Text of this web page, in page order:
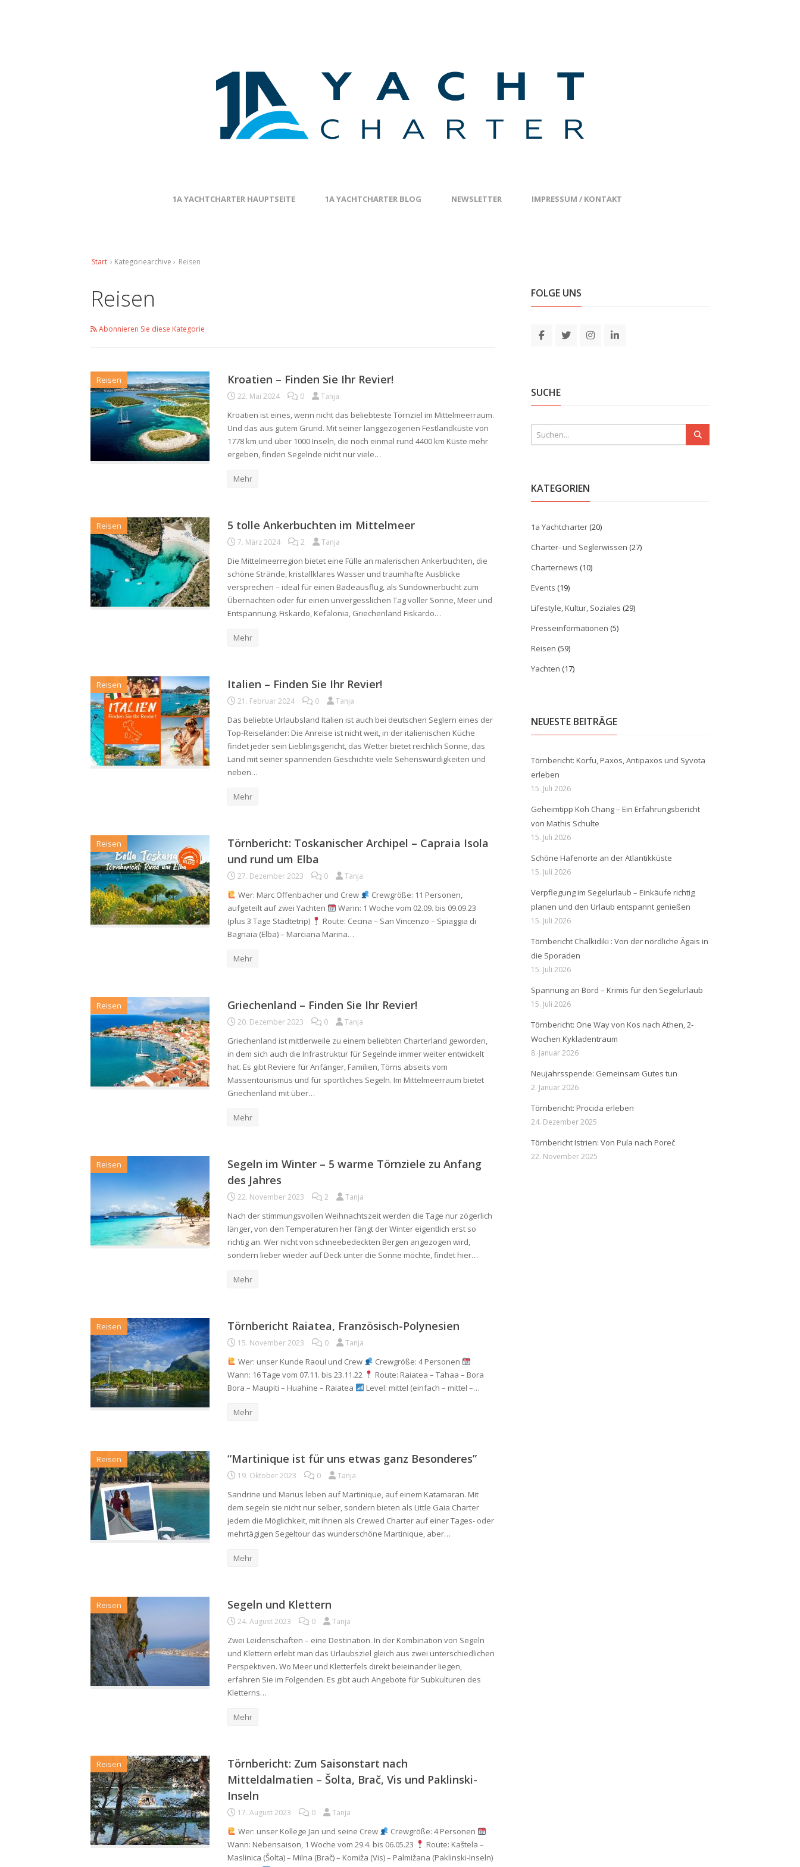
1A YACHTCHARTER HAUPTSEITE 1A YACHTCHARTER BLOG NEWSLETTER IMPRESSUM / KONTAKT
Start › Kategoriearchive › Reisen
Reisen
Abonnieren Sie diese Kategorie
Reisen Kroatien – Finden Sie Ihr Revier!
22. Mai 2024 0 Tanja
Kroatien ist eines, wenn nicht das beliebteste Törnziel im Mittelmeerraum.
Und das aus gutem Grund. Mit seiner langgezogenen Festlandküste von
1778 km und über 1000 Inseln, die noch einmal rund 4400 km Küste mehr
ergeben, finden Segelnde nicht nur viele…
Mehr
Reisen 5 tolle Ankerbuchten im Mittelmeer
7. März 2024 2 Tanja
Die Mittelmeerregion bietet eine Fülle an malerischen Ankerbuchten, die
schöne Strände, kristallklares Wasser und traumhafte Ausblicke
versprechen – ideal für einen Badeausflug, als Sundownerbucht zum
Übernachten oder für einen unvergesslichen Tag voller Sonne, Meer und
Entspannung. Fiskardo, Kefalonia, Griechenland Fiskardo…
Mehr
Reisen Italien – Finden Sie Ihr Revier!
21. Februar 2024 0 Tanja
Das beliebte Urlaubsland Italien ist auch bei deutschen Seglern eines der
Top-Reiseländer: Die Anreise ist nicht weit, in der italienischen Küche
findet jeder sein Lieblingsgericht, das Wetter bietet reichlich Sonne, das
Land mit seiner spannenden Geschichte viele Sehenswürdigkeiten und
neben…
Mehr
Reisen
Törnbericht: Toskanischer Archipel – Capraia Isola
und rund um Elba
27. Dezember 2023 0 Tanja
Wer: Marc Offenbacher und Crew
Crewgröße: 11 Personen,
aufgeteilt auf zwei Yachten
Wann: 1 Woche vom 02.09. bis 09.09.23
(plus 3 Tage Städtetrip)
Route: Cecina – San Vincenzo – Spiaggia di
Bagnaia (Elba) – Marciana Marina…
Mehr
Reisen Griechenland – Finden Sie Ihr Revier!
20. Dezember 2023 0 Tanja
Griechenland ist mittlerweile zu einem beliebten Charterland geworden,
in dem sich auch die Infrastruktur für Segelnde immer weiter entwickelt
hat. Es gibt Reviere für Anfänger, Familien, Törns abseits vom
Massentourismus und für sportliches Segeln. Im Mittelmeerraum bietet
Griechenland mit über…
Mehr
Reisen
Segeln im Winter – 5 warme Törnziele zu Anfang
des Jahres
22. November 2023 2 Tanja
Nach der stimmungsvollen Weihnachtszeit werden die Tage nur zögerlich
länger, von den Temperaturen her fängt der Winter eigentlich erst so
richtig an. Wer nicht von schneebedeckten Bergen angezogen wird,
sondern lieber wieder auf Deck unter die Sonne möchte, findet hier…
Mehr
Reisen Törnbericht Raiatea, Französisch-Polynesien
15. November 2023 0 Tanja
Wer: unser Kunde Raoul und Crew
Crewgröße: 4 Personen
Wann: 16 Tage vom 07.11. bis 23.11.22
Route: Raiatea – Tahaa – Bora
Bora – Maupiti – Huahine – Raiatea
Level: mittel (einfach – mittel –…
Mehr
Reisen “Martinique ist für uns etwas ganz Besonderes”
19. Oktober 2023 0 Tanja
Sandrine und Marius leben auf Martinique, auf einem Katamaran. Mit
dem segeln sie nicht nur selber, sondern bieten als Little Gaia Charter
jedem die Möglichkeit, mit ihnen als Crewed Charter auf einer Tages- oder
mehrtägigen Segeltour das wunderschöne Martinique, aber…
Mehr
Reisen Segeln und Klettern
24. August 2023 0 Tanja
Zwei Leidenschaften – eine Destination. In der Kombination von Segeln
und Klettern erlebt man das Urlaubsziel gleich aus zwei unterschiedlichen
Perspektiven. Wo Meer und Kletterfels direkt beieinander liegen,
erfahren Sie im Folgenden. Es gibt auch Angebote für Subkulturen des
Kletterns…
Mehr
Reisen
Törnbericht: Zum Saisonstart nach
Mitteldalmatien – Šolta, Brač, Vis und Paklinski-
Inseln
17. August 2023 0 Tanja
Wer: unser Kollege Jan und seine Crew
Crewgröße: 4 Personen
Wann: Nebensaison, 1 Woche vom 29.4. bis 06.05.23
Route: Kaštela –
Maslinica (Šolta) – Milna (Brač) – Komiža (Vis) – Palmižana (Paklinski-Inseln)
FOLGE UNS
SUCHE
KATEGORIEN
1a Yachtcharter(20)
Charter- und Seglerwissen (27)
Charternews (10)
Events (19)
Lifestyle, Kultur, Soziales (29)
Presseinformationen (5)
Reisen (59)
Yachten (17)
NEUESTE BEITRÄGE
Törnbericht: Korfu, Paxos, Antipaxos und Syvota
erleben
15. Juli 2026
Geheimtipp Koh Chang – Ein Erfahrungsbericht
von Mathis Schulte
15. Juli 2026
Schöne Hafenorte an der Atlantikküste
15. Juli 2026
Verpflegung im Segelurlaub – Einkäufe richtig
planen und den Urlaub entspannt genießen
15. Juli 2026
Törnbericht Chalkidiki : Von der nördliche Ägais in
die Sporaden
15. Juli 2026
Spannung an Bord – Krimis für den Segelurlaub
15. Juli 2026
Törnbericht: One Way von Kos nach Athen, 2-
Wochen Kykladentraum
8. Januar 2026
Neujahrsspende: Gemeinsam Gutes tun
2. Januar 2026
Törnbericht: Procida erleben
24. Dezember 2025
Törnbericht Istrien: Von Pula nach Poreč
22. November 2025